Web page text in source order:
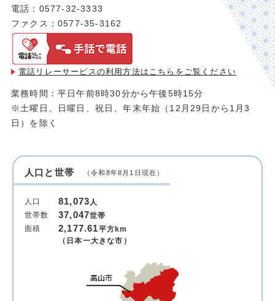
電話：0577-32-3333
ファクス：0577-35-3162
電話リレーサービスの利用方法は こちらをご覧ください
業務時間：平日午前8時30分から午後5時15分
※土曜日、日曜日、祝日、年末年始（12月29日から1月3
日）を除く
人口と世帯 （令和8年8月1日現在）
人口 81,073人
世帯数
37,047世帯
面積
2,177.61平方km
（日本一大きな市）